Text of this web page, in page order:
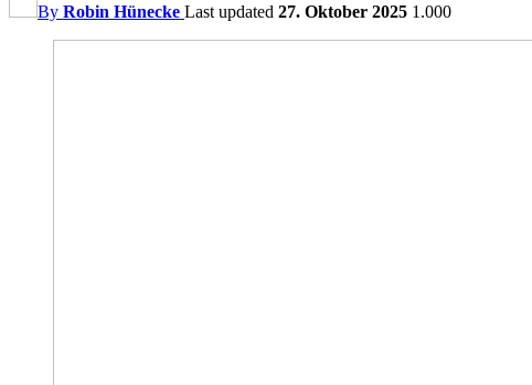
By Robin Hünecke Last updated 27. Oktober 2025 1.000